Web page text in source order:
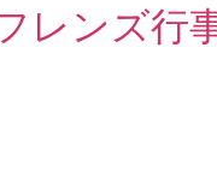
レンズ行